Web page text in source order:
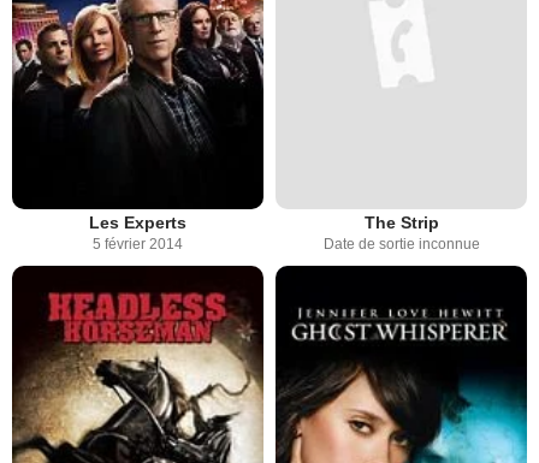
Les Experts
5 février 2014
The Strip
Date de sortie inconnue